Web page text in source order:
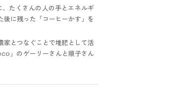
たくさんの人の手とエネルギ
に残った「コーヒーかす」を
家とつなぐことで堆肥として活
」のゲーリーさんと順子さん